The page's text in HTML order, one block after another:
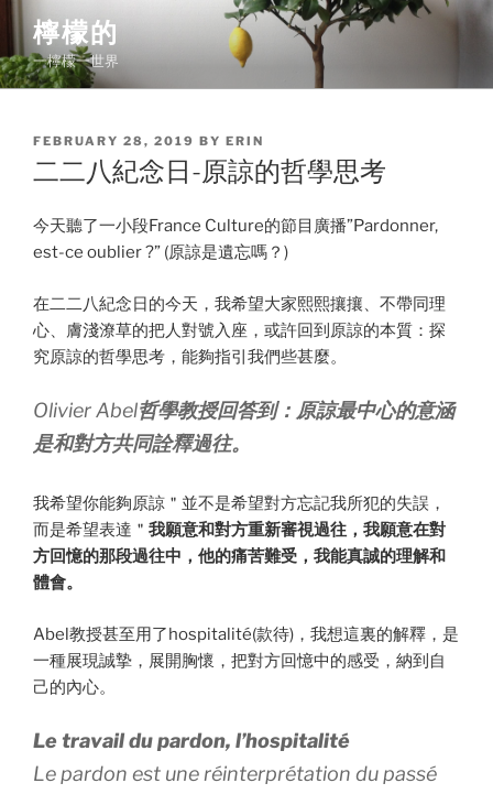
content
檸檬的
一檸檬一世界
POSTED
ON
FEBRUARY 28, 2019 BY ERIN
二二八紀念日-原諒的哲學思考
今天聽了一小段France Culture的節目廣播”Pardonner,
est-ce oublier ?” (原諒是遺忘嗎？)
在二二八紀念日的今天，我希望大家熙熙攘攘、不帶同理
心、膚淺潦草的把人對號入座，或許回到原諒的本質：探
究原諒的哲學思考，能夠指引我們些甚麼。
Olivier Abel哲學教授回答到：原諒最中心的意涵
是和對方共同詮釋過往。
我希望你能夠原諒＂並不是希望對方忘記我所犯的失誤，
而是希望表達＂ 我願意和對方重新審視過往，我願意在對
方回憶的那段過往中，他的痛苦難受，我能真誠的理解和
體會。
Abel教授甚至用了hospitalité(款待)，我想這裏的解釋，是
一種展現誠摯，展開胸懷，把對方回憶中的感受，納到自
己的內心。
Le travail du pardon, l’hospitalité
Le pardon est une réinterprétation du passé